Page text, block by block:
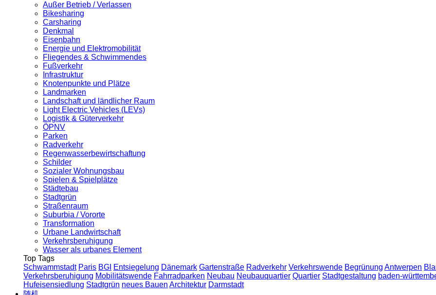
Außer Betrieb / Verlassen
Bikesharing
Carsharing
Denkmal
Eisenbahn
Energie und Elektromobilität
Fliegendes & Schwimmendes
Fußverkehr
Infrastruktur
Knotenpunkte und Plätze
Landmarken
Landschaft und ländlicher Raum
Light Electric Vehicles (LEVs)
Logistik & Güterverkehr
ÖPNV
Parken
Radverkehr
Regenwasserbewirtschaftung
Schilder
Sozialer Wohnungsbau
Spielen & Spielplätze
Städtebau
Stadtgrün
Straßenraum
Suburbia / Vororte
Transformation
Urbane Landwirtschaft
Verkehrsberuhigung
Wasser als urbanes Element
Top Tags
Schwammstadt Paris BGI Entsiegelung Dänemark Gartenstraße Radverkehr Verkehrswende Begrünung Antwerpen
Verkehrsberuhigung Mobilitätswende Fahrradparken Neubau Neubauquartier Quartier Stadtgestaltung baden-
Hufeisensiedlung Stadtgrün neues Bauen Architektur Darmstadt